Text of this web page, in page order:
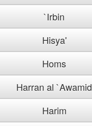
`Irbin
Hisya'
Homs
Harran al `Awamid
Harim